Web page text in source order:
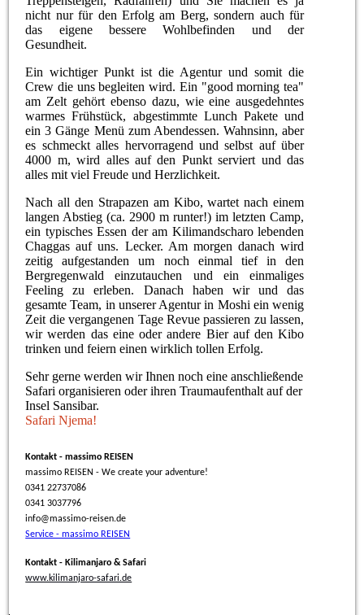
nicht nur für den Erfolg am Berg, sondern auch für
das eigene bessere Wohlbefinden und der
Gesundheit.
Ein wichtiger Punkt ist die Agentur und somit die
Crew die uns begleiten wird. Ein "good morning tea"
am Zelt gehört ebenso dazu, wie eine ausgedehntes
warmes Frühstück, abgestimmte Lunch Pakete und
ein 3 Gänge Menü zum Abendessen. Wahnsinn, aber
es schmeckt alles hervorragend und selbst auf über
4000 m, wird alles auf den Punkt serviert und das
alles mit viel Freude und Herzlichkeit.
Nach all den Strapazen am Kibo, wartet nach einem
langen Abstieg (ca. 2900 m runter!) im letzten Camp,
ein typisches Essen der am Kilimandscharo lebenden
Chaggas auf uns. Lecker. Am morgen danach wird
zeitig aufgestanden um noch einmal tief in den
Bergregenwald einzutauchen und ein einmaliges
Feeling zu erleben. Danach haben wir und das
gesamte Team, in unserer Agentur in Moshi ein wenig
Zeit die vergangenen Tage Revue passieren zu lassen,
wir werden das eine oder andere Bier auf den Kibo
trinken und feiern einen wirklich tollen Erfolg.
Sehr gerne werden wir Ihnen noch eine anschließende
Safari organisieren oder ihren Traumaufenthalt auf der
Insel Sansibar.
Safari Njema!
Kontakt - massimo REISEN
massimo REISEN - We create your adventure!
0341 22737086
0341 3037796
info@massimo-reisen.de
Service - massimo REISEN
Kontakt - Kilimanjaro & Safari
www.kilimanjaro-safari.de